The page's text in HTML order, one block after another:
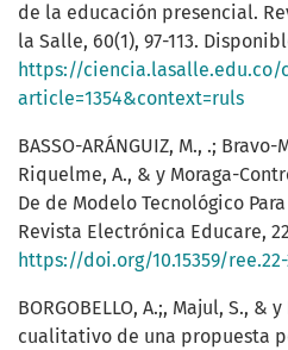
de la educación presencial.
la Salle, 60(1), 97-113.
https://ciencia.lasalle.edu.co/
article=1354&context=ruls
BASSO-ARÁNGUIZ, M., .;
Riquelme, A., & y Moraga-
De de Modelo Tecnológico
Revista Electrónica Educare,
https://doi.org/10.15359/ree.22-
BORGOBELLO, A.;, Majul, S., &
cualitativo de una propuesta